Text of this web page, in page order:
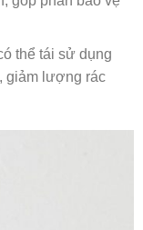
thể tái sử dụng
giảm lượng rác